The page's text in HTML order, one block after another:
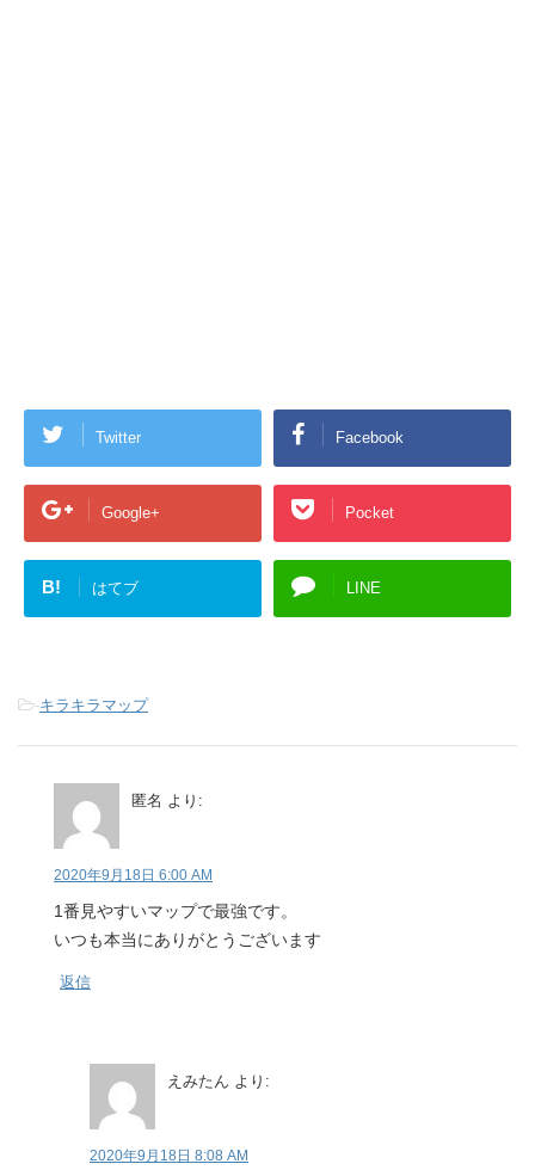
Twitter Facebook
Google+ Pocket
B! はてブ LINE
-キラキラマップ
匿名 より:
2020年9月18日 6:00 AM
1番見やすいマップで最強です。
いつも本当にありがとうございます
返信
えみたん より:
2020年9月18日 8:08 AM